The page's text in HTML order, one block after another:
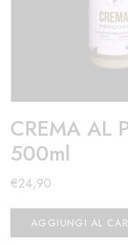
CREMA AL
500ml
€24,90
AGGIUNGI AL